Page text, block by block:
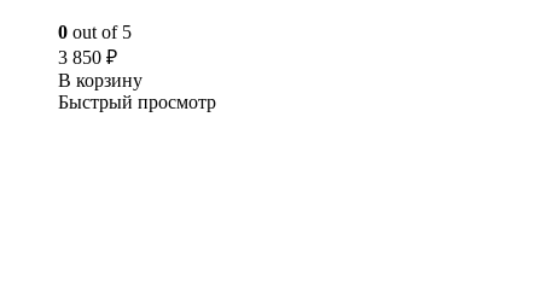
0 out of 5
3 850 ₽
В корзину
Быстрый просмотр